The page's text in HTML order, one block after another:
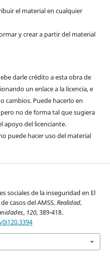
el material en cualquier
y crear a partir del material
darle crédito a esta obra de
un enlace a la licencia, e
cambios. Puede hacerlo en
no de forma tal que sugiera
apoyo del licenciante.
puede hacer uso del material
sociales de la inseguridad en El
casos del AMSS.Realidad,
, 120, 389-418.